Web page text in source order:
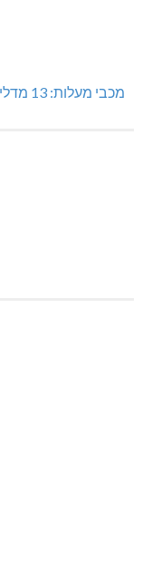
מכבי מעלות: 13 מדליות באליפות ישראל